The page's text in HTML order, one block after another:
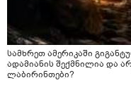
სამხრეთ ამერიკაში
ადამიანის შექმნილია და
ლაბირინთები?